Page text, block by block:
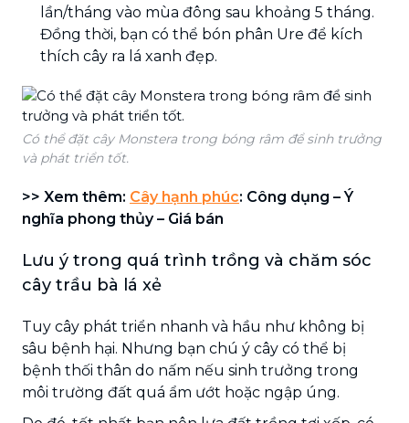
lần/tháng vào mùa đông sau khoảng 5 tháng.
Đồng thời, bạn có thể bón phân Ure để kích
thích cây ra lá xanh đẹp.
Có thể đặt cây Monstera trong bóng râm để sinh trưởng
và phát triển tốt.
>> Xem thêm: Cây hạnh phúc: Công dụng – Ý
nghĩa phong thủy – Giá bán
Lưu ý trong quá trình trồng và chăm sóc
cây trầu bà lá xẻ
Tuy cây phát triển nhanh và hầu như không bị
sâu bệnh hại. Nhưng bạn chú ý cây có thể bị
bệnh thối thân do nấm nếu sinh trưởng trong
môi trường đất quá ẩm ướt hoặc ngập úng.